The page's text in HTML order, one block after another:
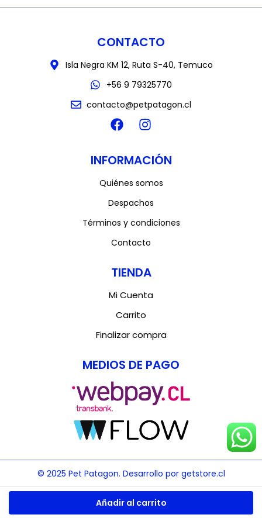
Añadir al carrito
CONTACTO
Isla Negra KM 12, Ruta S-40, Temuco
+56 9 79325770
contacto@petpatagon.cl
INFORMACIÓN
Quiénes somos
Despachos
Términos y condiciones
Contacto
TIENDA
Mi Cuenta
Carrito
Finalizar compra
MEDIOS DE PAGO
© 2025 Pet Patagon. Desarrollo por getstore.cl